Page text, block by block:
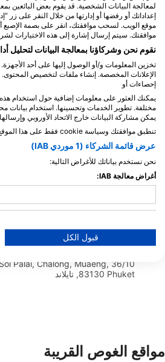
مراكز الغوص التي تلبي
Whale Wish Diving
79/115 Soi Saiyuan, Rawai, 83100
Mueang Phuket, Phuket, تايلاند
8 Kanjana 2, Soi Sai Yuan, 83130
Phuket, تايلاند
Sea Bees Diving
2, Soi Palai, Chalong, Muaeng,
83130 Phuket, تايلاند
مواقع الغوص القريبة
لمعالجة البيانات الشخصية. قد يقوم بعض البائعين
إعداداتك أو رفضها أو إدارتها من خلال النقر على
موقع الويب. لسحب موافقتك، انقر على بصمة
موافقتك. سيتم إرسال إشارة إلى هذه الاختيارات
نقوم نحن وشركاؤنا بمعالجة البيانات لتحليل
تخزين المعلومات و/أو الوصول إليها على أحد
الإعلانات المخصصة. إنشاء ملفات لتخصيص
إحصاءات أو
مختلفة. تطوير الخدمات وتحسينها. استخدام بيانات
يمكن مشاركة البيانات خارج الاتحاد الأوروبي
تنطبق موافقتك وسياسة cookie فقط على هذا الموقع/التطبيق.
عرض قائمة الشركاء (1 موردي IAB)
نحن نستخدم بياناتك للأغراض التالية:
أغراض معالجة IAB:
قبول الكل